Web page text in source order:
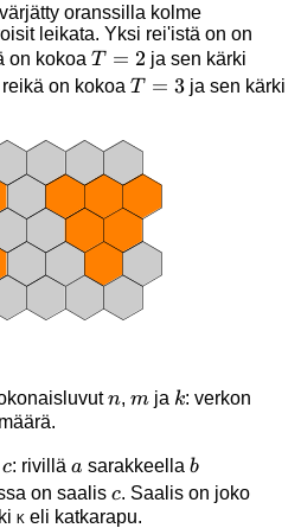
oranssilla kolme
leikata. Yksi rei'istä on on
on kokoa T=2
T = 2 ja sen kärki
on kokoa T=3
T = 3ja sen kärki
n
n, m
mja k
k: verkon
c
c: rivilläa
a sarakkeellab
b
on saalis c
c. Saalis on joko
Keli katkarapu.